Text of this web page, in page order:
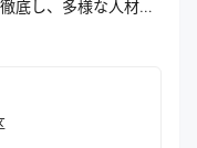
底し、多様な人材を
テム設計を重視しな
指す。